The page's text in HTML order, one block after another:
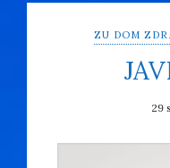
ZU DOM
29